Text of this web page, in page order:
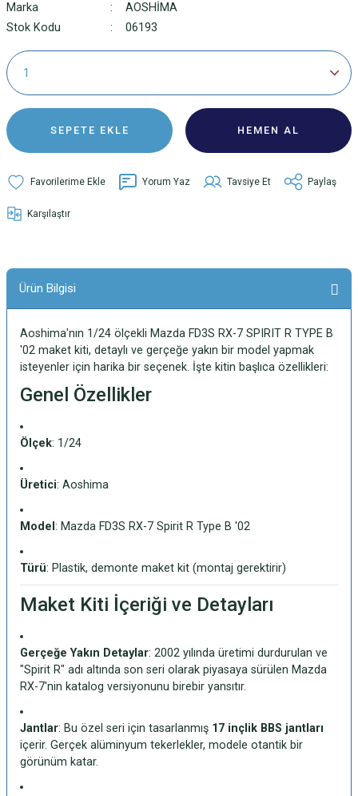
Marka
AOSHİMA
Stok Kodu
06193
SEPETE EKLE HEMEN AL
Yorum Yaz Tavsiye Et Paylaş
Karşılaştır
Ürün Bilgisi
Aoshima'nın 1/24 ölçekli Mazda FD3S RX-7 SPIRIT R TYPE B
'02 maket kiti, detaylı ve gerçeğe yakın bir model yapmak
isteyenler için harika bir seçenek. İşte kitin başlıca özellikleri:
Genel Özellikler
Ölçek: 1/24
Üretici: Aoshima
Model : Mazda FD3S RX-7 Spirit R Type B '02
Türü: Plastik, demonte maket kit (montaj gerektirir)
Maket Kiti İçeriği ve Detayları
Gerçeğe Yakın Detaylar: 2002 yılında üretimi durdurulan ve
"Spirit R" adı altında son seri olarak piyasaya sürülen Mazda
RX-7'nin katalog versiyonunu birebir yansıtır.
Jantlar: Bu özel seri için tasarlanmış 17 inçlik BBS jantları
içerir. Gerçek alüminyum tekerlekler, modele otantik bir
görünüm katar.